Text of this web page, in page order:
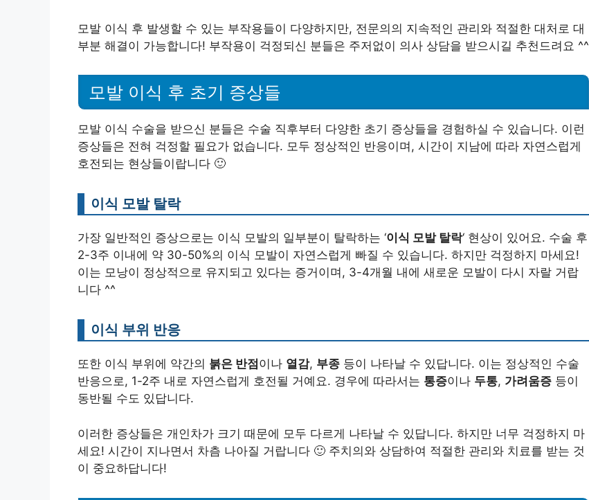
모발 이식 후 발생할 수 있는 부작용들이 다양하지만, 전문의의 지속적인 관리와 적절한 대처로 대
부분 해결이 가능합니다! 부작용이 걱정되신 분들은 주저없이 의사 상담을 받으시길 추천드려요 ^^
모발 이식 후 초기 증상들
모발 이식 수술을 받으신 분들은 수술 직후부터 다양한 초기 증상들을 경험하실 수 있습니다. 이런
증상들은 전혀 걱정할 필요가 없습니다. 모두 정상적인 반응이며, 시간이 지남에 따라 자연스럽게
호전되는 현상들이랍니다 🙂
이식 모발 탈락
가장 일반적인 증상으로는 이식 모발의 일부분이 탈락하는 ‘이식 모발 탈락‘ 현상이 있어요. 수술 후
2-3주 이내에 약 30-50%의 이식 모발이 자연스럽게 빠질 수 있습니다. 하지만 걱정하지 마세요!
이는 모낭이 정상적으로 유지되고 있다는 증거이며, 3-4개월 내에 새로운 모발이 다시 자랄 거랍
니다 ^^
이식 부위 반응
또한 이식 부위에 약간의 붉은 반점 이나 열감, 부종 등이 나타날 수 있답니다. 이는 정상적인 수술
반응으로, 1-2주 내로 자연스럽게 호전될 거예요. 경우에 따라서는 통증이나 두통, 가려움증 등이
동반될 수도 있답니다.
이러한 증상들은 개인차가 크기 때문에 모두 다르게 나타날 수 있답니다. 하지만 너무 걱정하지 마
세요! 시간이 지나면서 차츰 나아질 거랍니다 🙂 주치의와 상담하여 적절한 관리와 치료를 받는 것
이 중요하답니다!